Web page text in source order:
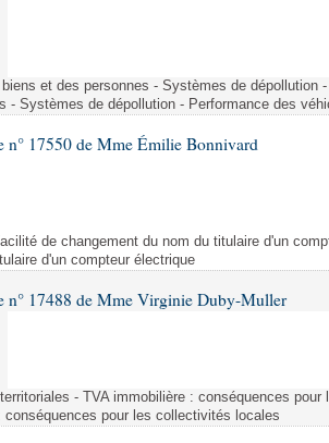
des lois
des lois
sociale
et orales
débats
et des personnes - Systèmes de dépollution
- Systèmes de dépollution - Performance des
n° 17550 de Mme Émilie Bonnivard
de changement du nom du titulaire d'un
d'un compteur électrique
n° 17488 de Mme Virginie Duby-Muller
- TVA immobilière : conséquences
conséquences pour les collectivités locales